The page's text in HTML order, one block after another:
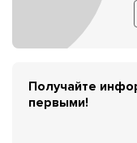
Получайте
первыми!